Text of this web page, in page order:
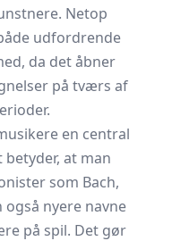
Netop
udfordrende
da det åbner
på tværs af
en central
at man
som Bach,
nyere navne
på spil. Det gør